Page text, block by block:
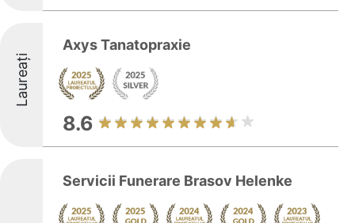
Laureați
Axys Tanatopraxie
8.6
Servicii Funerare Brasov Helenke